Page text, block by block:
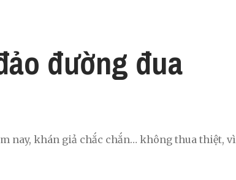
đường đua
nay, khán giả chắc chắn… không thua thiệt, vì